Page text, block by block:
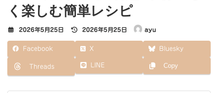
く楽しむ簡単レシピ
2026年5月25日
最
新
時
:
2026年5月25日 ayu
Facebook X Bluesky
Threads LINE Copy